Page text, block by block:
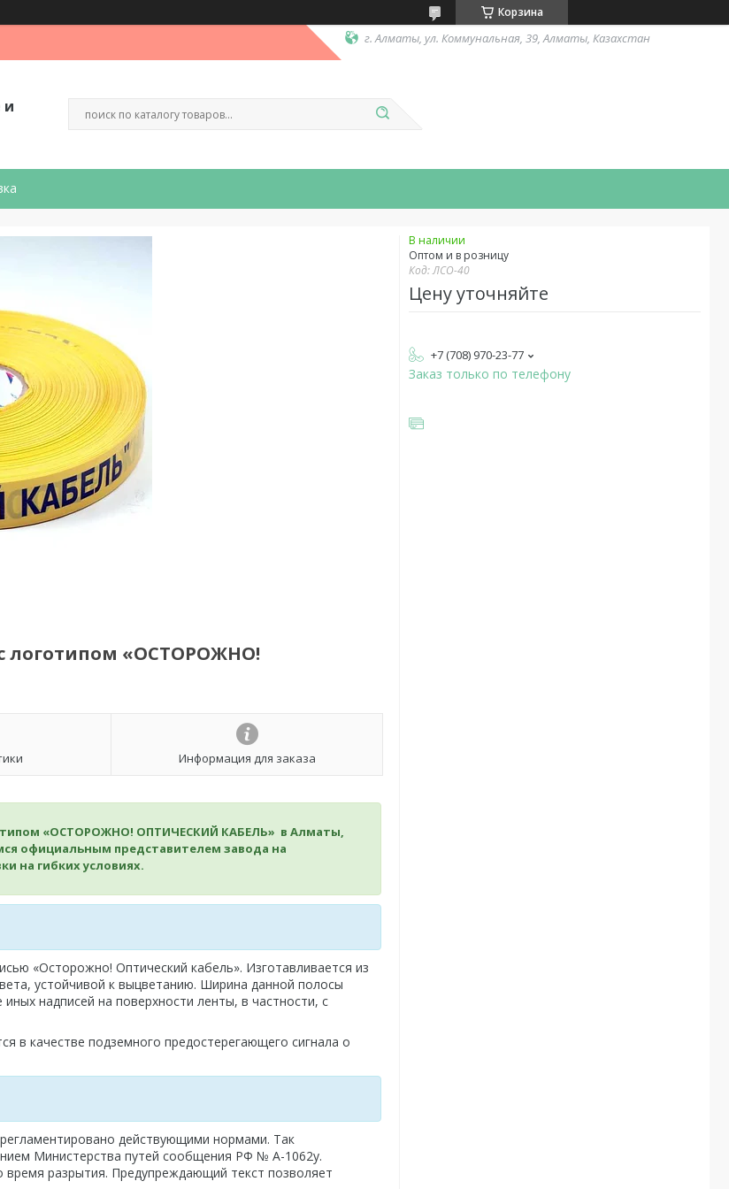
Корзина
г. Алматы, ул. Коммунальная, 39, Алматы, Казахстан
и
логотипом «ОСТОРОЖНО!
Информация для заказа
«ОСТОРОЖНО! ОПТИЧЕСКИЙ КАБЕЛЬ» в Алматы,
официальным представителем завода на
на гибких условиях.
«Осторожно! Оптический кабель». Изготавливается из
устойчивой к выцветанию. Ширина данной полосы
надписей на поверхности ленты, в частности, с
качестве подземного предостерегающего сигнала о
действующими нормами. Так
Министерства путей сообщения РФ № А-1062у.
разрытия. Предупреждающий текст позволяет
В наличии
Оптом и в розницу
Код:ЛСО-40
Цену уточняйте
+7 (708) 970-23-77
Заказ только по телефону